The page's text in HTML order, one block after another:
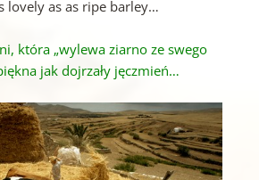
lovely as as ripe barley…
która „wylewa ziarno ze swego
jak dojrzały jęczmień…